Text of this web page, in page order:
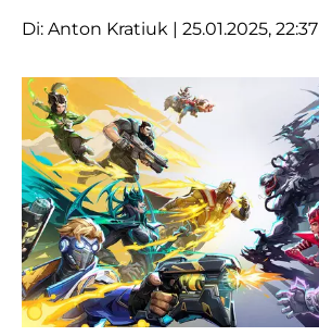
Di: Anton Kratiuk | 25.01.2025, 22:37